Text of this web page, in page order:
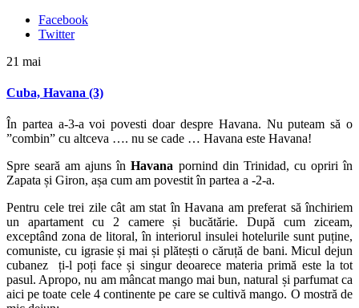
Facebook
Twitter
21 mai
Cuba, Havana (3)
În partea a-3-a voi povesti doar despre Havana. Nu puteam să o
”combin” cu altceva …. nu se cade … Havana este Havana!
Spre seară am ajuns înHavana pornind din Trinidad, cu opriri în
Zapata și Giron, așa cum am povestit în partea a -2-a.
Pentru cele trei zile cât am stat în Havana am preferat să închiriem
un apartament cu 2 camere și bucătărie. După cum ziceam,
exceptând zona de litoral, în interiorul insulei hotelurile sunt puține,
comuniste, cu igrasie și mai și plătești o căruță de bani. Micul dejun
cubanez ți-l poți face și singur deoarece materia primă este la tot
pasul. Apropo, nu am mâncat mango mai bun, natural și parfumat ca
aici pe toate cele 4 continente pe care se cultivă mango. O mostră de